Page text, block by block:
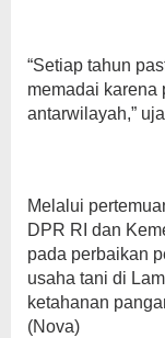
“Setiap tahun
memadai karena
antarwilayah,”
Melalui
DPR RI dan
pada perbaikan
usaha tani di
ketahanan
(Nova)